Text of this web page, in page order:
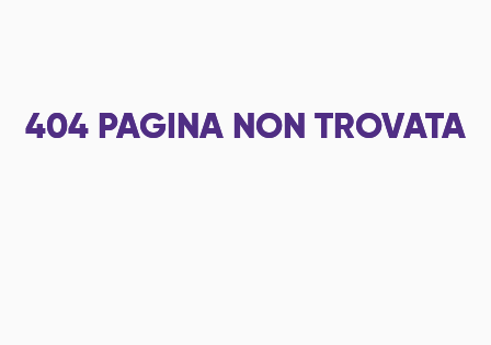
404 PAGINA NON TROVATA